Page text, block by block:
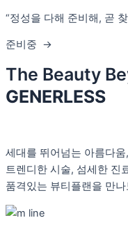
“정성을 다해 준비해, 곧
준비중 →
The Beauty
GENERLESS
세대를 뛰어넘는 아름다
트렌디한 시술, 섬세한 진
품격있는 뷰티플랜을 만